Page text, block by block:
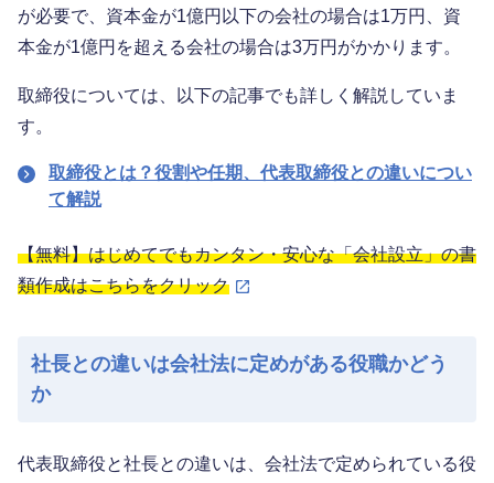
が必要で、資本金が1億円以下の会社の場合は1万円、資
本金が1億円を超える会社の場合は3万円がかかります。
取締役については、以下の記事でも詳しく解説していま
す。
取締役とは？役割や任期、代表取締役との違いについ
て解説
【無料】はじめてでもカンタン・安心な「会社設立」の書
類作成はこちらをクリック
社長との違いは会社法に定めがある役職かどう
か
代表取締役と社長との違いは、会社法で定められている役